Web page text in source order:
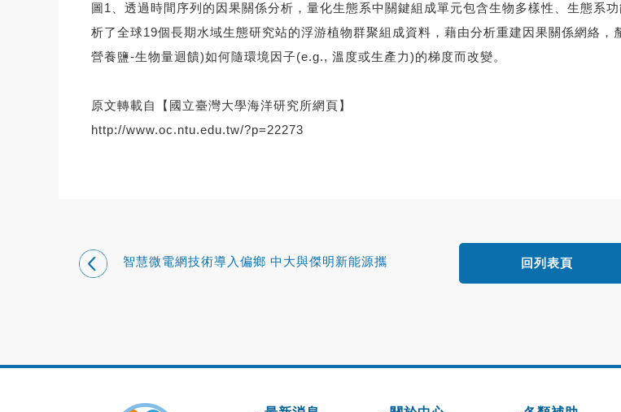
圖1、透過時間序列的因果關係分析，量化生態系中關鍵組成單元包含生物多樣性、生態系
析了全球19個長期水域生態研究站的浮游植物群聚組成資料，藉由分析重建因果關係網絡
營養鹽-生物量迴饋)如何隨環境因子(e.g., 溫度或生產力)的梯度而改變。
原文轉載自【國立臺灣大學海洋研究所網頁】
http://www.oc.ntu.edu.tw/?p=22273
智慧微電網技術導入偏鄉 中大與傑明新能源攜
回列表頁